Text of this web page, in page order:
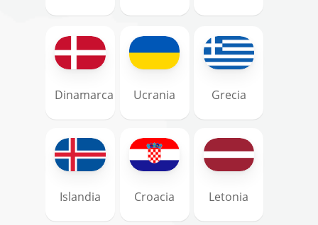
Dinamarca Ucrania Grecia
Islandia Croacia Letonia